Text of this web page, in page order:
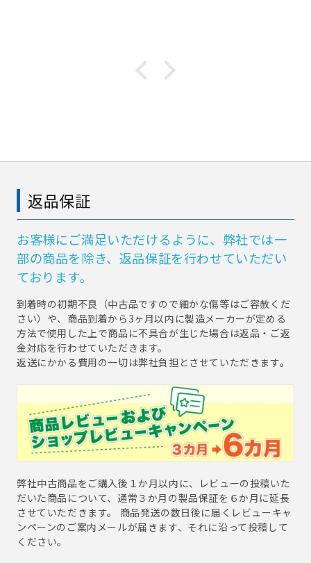
返品保証
お客様にご満足いただけるように、弊社では一
部の商品を除き、返品保証を行わせていただい
ております。
到着時の初期不良（中古品ですので細かな傷等はご容赦くだ
さい）や、商品到着から3ヶ月以内に製造メーカーが定める
方法で使用した上で商品に不具合が生じた場合は返品・ご返
金対応を行わせていただきます。
返送にかかる費用の一切は弊社負担とさせていただきます。
弊社中古商品をご購入後１か月以内に、レビューの投稿いた
だいた商品について、通常３か月の製品保証を６か月に延長
させていただきます。 商品発送の数日後に届くレビューキャ
ンペーンのご案内メールが届きます、それに沿って投稿して
ください。